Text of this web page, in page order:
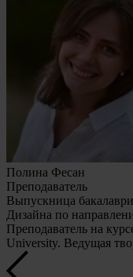
Полина Фесан
Преподаватель
Выпускница
Дизайна по
Преподаватель на
University. Ведущая